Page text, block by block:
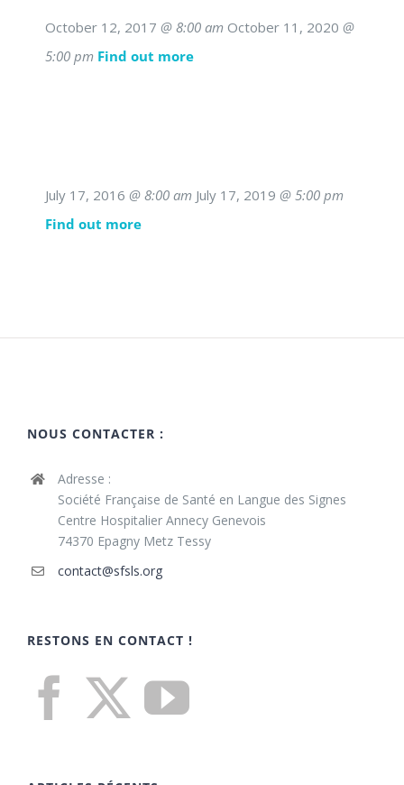
October 12, 2017 @ 8:00 am October 11, 2020 @
5:00 pm Find out more
July 17, 2016 @ 8:00 am July 17, 2019 @ 5:00 pm
Find out more
NOUS CONTACTER :
Adresse :
Société Française de Santé en Langue des Signes
Centre Hospitalier Annecy Genevois
74370 Epagny Metz Tessy
contact@sfsls.org
RESTONS EN CONTACT !